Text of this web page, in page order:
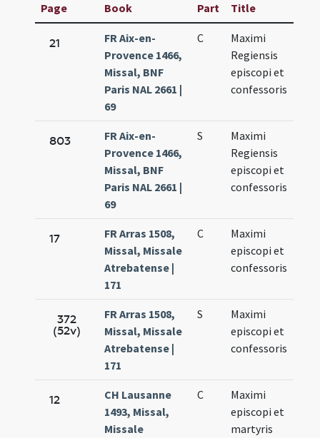
Page Book Part
Title
21
FR Aix-en-
Provence 1466,
Missal, BNF
Paris NAL 2661 |
69
C
Maximi
Regiensis
episcopi et
confessoris
803
FR Aix-en-
Provence 1466,
Missal, BNF
Paris NAL 2661 |
69
S
Maximi
Regiensis
episcopi et
confessoris
17
FR Arras 1508,
Missal, Missale
Atrebatense |
171
C
Maximi
episcopi et
confessoris
372
(52v)
FR Arras 1508,
Missal, Missale
Atrebatense |
171
S
Maximi
episcopi et
confessoris
12
CH Lausanne
1493, Missal,
Missale
C
Maximi
episcopi et
martyris